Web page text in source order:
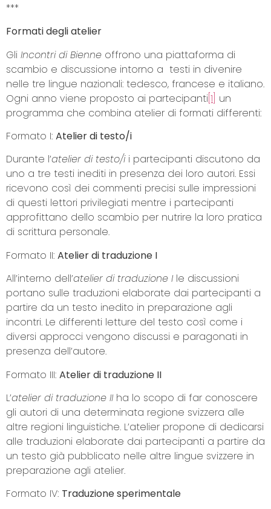
***
Formati degli atelier
Gli Incontri di Bienne offrono una piattaforma di
scambio e discussione intorno a testi in divenire
nelle tre lingue nazionali: tedesco, francese e italiano.
Ogni anno viene proposto ai partecipanti[1] un
programma che combina atelier di formati differenti:
Formato I: Atelier di testo/i
Durante l’atelier di testo/ii partecipanti discutono da
uno a tre testi inediti in presenza dei loro autori. Essi
ricevono così dei commenti precisi sulle impressioni
di questi lettori privilegiati mentre i partecipanti
approfittano dello scambio per nutrire la loro pratica
di scrittura personale.
Formato II: Atelier di traduzione I
All’interno dell’atelier di traduzione I le discussioni
portano sulle traduzioni elaborate dai partecipanti a
partire da un testo inedito in preparazione agli
incontri. Le differenti letture del testo così come i
diversi approcci vengono discussi e paragonati in
presenza dell’autore.
Formato III: Atelier di traduzione II
L’atelier di traduzione II ha lo scopo di far conoscere
gli autori di una determinata regione svizzera alle
altre regioni linguistiche. L’atelier propone di dedicarsi
alle traduzioni elaborate dai partecipanti a partire da
un testo già pubblicato nelle altre lingue svizzere in
preparazione agli atelier.
Formato IV: Traduzione sperimentale